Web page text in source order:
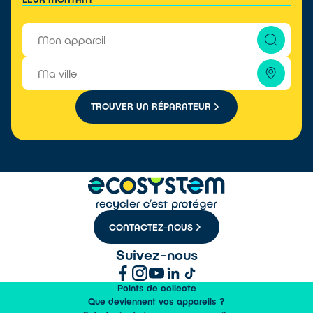
TROUVER UN RÉPARATEUR
CONTACTEZ-NOUS
Suivez-nous
Points de collecte
Que deviennent vos appareils ?